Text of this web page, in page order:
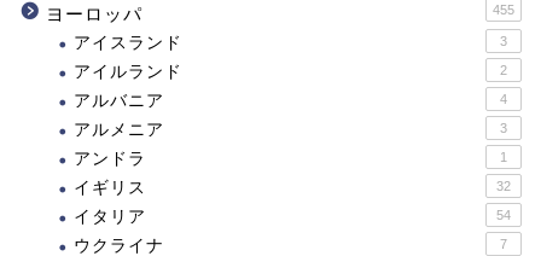
ヨーロッパ 455
アイスランド 3
アイルランド 2
アルバニア 4
アルメニア 3
アンドラ 1
イギリス 32
イタリア 54
ウクライナ 7